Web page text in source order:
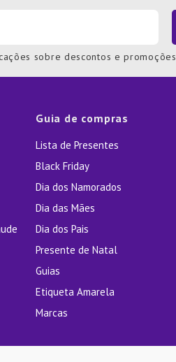
sobre descontos e
Guia de compras
Lista de Presentes
Black Friday
Dia dos Namorados
Dia das Mães
Dia dos Pais
Presente de Natal
Guias
Etiqueta Amarela
Marcas